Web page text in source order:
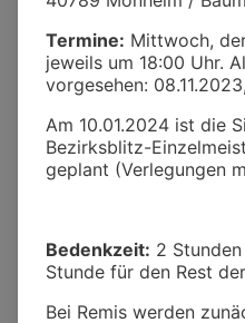
Termine: Mittwoch,
jeweils um 18:00 Uhr.
vorgesehen:
Am 10.01.2024 ist die
Bezirksblitz-
geplant (Verlegungen
Bedenkzeit: 2
Stunde für den Rest
Bei Remis werden